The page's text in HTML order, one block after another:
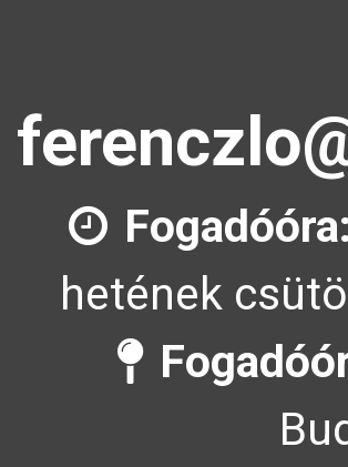
Fogadóóra:
hetének